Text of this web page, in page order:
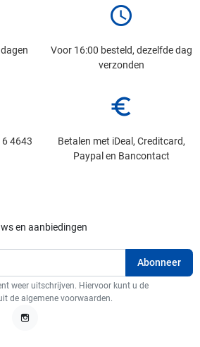
schedule
Voor 16:00 besteld, dezelfde dag
verzonden
6 4643
euro_symbol
Betalen met iDeal, Creditcard,
Paypal en Bancontact
en aanbiedingen
weer uitschrijven. Hiervoor kunt u de
de algemene voorwaarden.